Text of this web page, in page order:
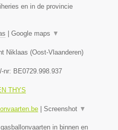
en in de provincie
| Google maps ▼
Niklaas (Oost-Vlaanderen)
nr: BE0729.998.937
THYS
| Screenshot ▼
in binnen en